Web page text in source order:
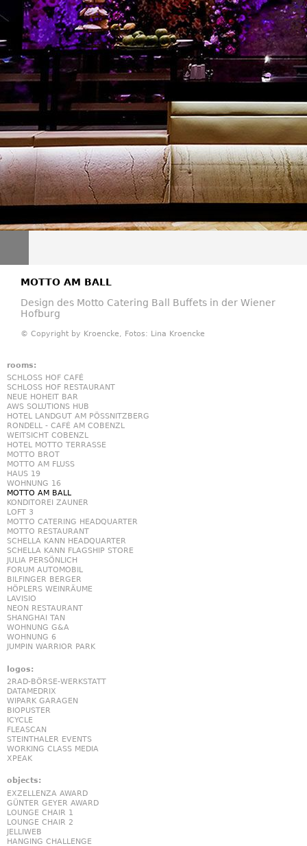
MOTTO AM BALL
Design des Motto Catering Ball Buffets in der Wiener
Hofburg
© Copyright by Kroencke, Fotos: Lina Kroencke
rooms:
SCHLOSS HOF CAFÉ
SCHLOSS HOF RESTAURANT
NEUE HOHEIT BAR
AWS SOLUTIONS HUB
HOTEL LANDGUT AM PÖSSNITZBERG
RONDELL - CAFÉ AM COBENZL
WEITSICHT COBENZL
HOTEL MOTTO TERRASSE
MOTTO BROT
MOTTO AM FLUSS
HAUS 19
WOHNUNG 16
MOTTO AM BALL
KONDITOREI ZAUNER
LOFT 3
MOTTO CATERING HEADQUARTER
MOTTO RESTAURANT
SCHELLA KANN HEADQUARTER
SCHELLA KANN FLAGSHIP STORE
JULIA PERSÖNLICH
FORUM AUTOMOBIL
BILFINGER BERGER
HÖPLERS WEINRÄUME
LAVISIO
NEON RESTAURANT
SHANGHAI TAN
WOHNUNG G&A
WOHNUNG 6
JUMPIN WARRIOR PARK
logos:
2RAD-BÖRSE-WERKSTATT
DATAMEDRIX
WIPARK GARAGEN
BIOPUSTER
ICYCLE
FLEASCAN
STEINTHALER EVENTS
WORKING CLASS MEDIA
XPEAK
objects:
EXZELLENZA AWARD
GÜNTER GEYER AWARD
LOUNGE CHAIR 1
LOUNGE CHAIR 2
JELLIWEB
HANGING CHALLENGE